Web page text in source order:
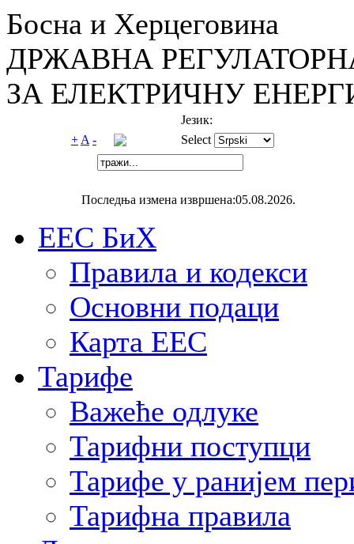
Босна и Херцеговина
ДРЖАВНА
ЗА ЕЛЕКТРИЧНУ
Језик:
+ A - Select
Последња измена извршена:05.08.2026.
ЕЕС БиХ
Правила и кодекси
Основни подаци
Карта ЕЕС
Тарифе
Важеће одлуке
Тарифни поступци
Тарифе у ранијем
Тарифна правила